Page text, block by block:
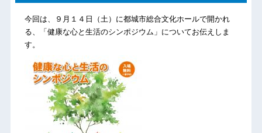
今回は、９月１４日（土）に都城市総合文化ホールで開かれ
る、「健康な心と生活のシンポジウム」についてお伝えしま
す。